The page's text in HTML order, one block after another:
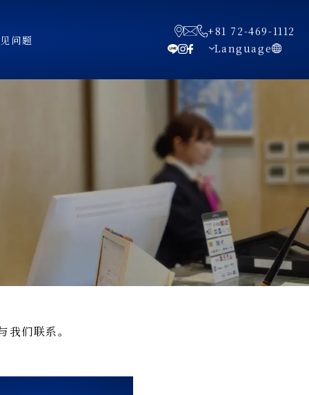
问题
+81 72-469-1112
Language
们联系。